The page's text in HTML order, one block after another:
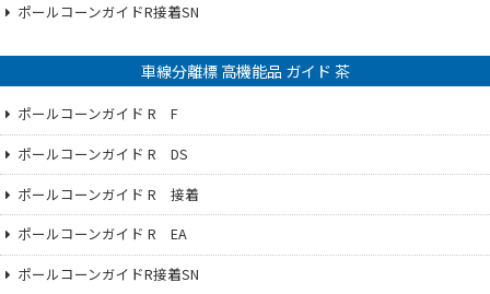
ポールコーンガイドR接着SN
車線分離標 高機能品 ガイド 茶
ポールコーンガイド R F
ポールコーンガイド R DS
ポールコーンガイド R 接着
ポールコーンガイド R EA
ポールコーンガイドR接着SN